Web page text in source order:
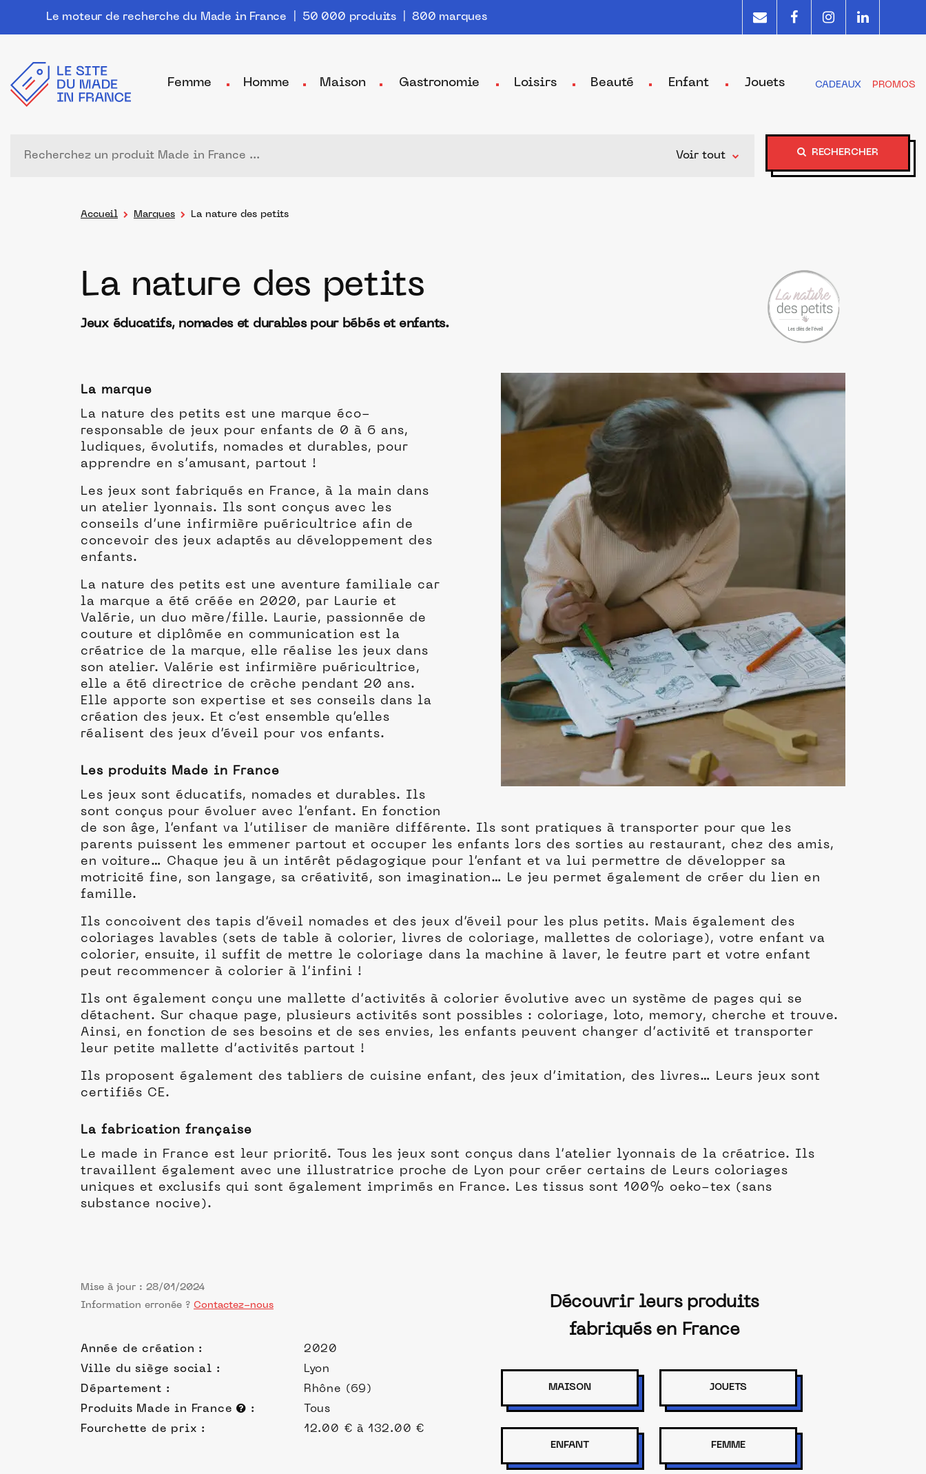
Le moteur de recherche du Made in France | 50 000 produits | 800 marques
Femme Homme Maison Gastronomie Loisirs Beauté Enfant Jouets CADEAUX PROMOS
Voir tout RECHERCHER
Accueil Marques La nature des petits
La nature des petits
Jeux éducatifs, nomades et durables pour bébés et enfants.
La marque
La nature des petits est une marque éco-
responsable de jeux pour enfants de 0 à 6 ans,
ludiques, évolutifs, nomades et durables, pour
apprendre en s’amusant, partout !
Les jeux sont fabriqués en France, à la main dans
un atelier lyonnais. Ils sont conçus avec les
conseils d’une infirmière puéricultrice afin de
concevoir des jeux adaptés au développement des
enfants.
La nature des petits est une aventure familiale car
la marque a été créée en 2020, par Laurie et
Valérie, un duo mère/fille. Laurie, passionnée de
couture et diplômée en communication est la
créatrice de la marque, elle réalise les jeux dans
son atelier. Valérie est infirmière puéricultrice,
elle a été directrice de crèche pendant 20 ans.
Elle apporte son expertise et ses conseils dans la
création des jeux. Et c’est ensemble qu’elles
réalisent des jeux d’éveil pour vos enfants.
Les produits Made in France
Les jeux sont éducatifs, nomades et durables. Ils
sont conçus pour évoluer avec l’enfant. En fonction
de son âge, l’enfant va l’utiliser de manière différente. Ils sont pratiques à transporter pour que les
parents puissent les emmener partout et occuper les enfants lors des sorties au restaurant, chez des amis,
en voiture… Chaque jeu à un intérêt pédagogique pour l’enfant et va lui permettre de développer sa
motricité fine, son langage, sa créativité, son imagination… Le jeu permet également de créer du lien en
famille.
Ils concoivent des tapis d’éveil nomades et des jeux d’éveil pour les plus petits. Mais également des
coloriages lavables (sets de table à colorier, livres de coloriage, mallettes de coloriage), votre enfant va
colorier, ensuite, il suffit de mettre le coloriage dans la machine à laver, le feutre part et votre enfant
peut recommencer à colorier à l’infini !
Ils ont également conçu une mallette d’activités à colorier évolutive avec un système de pages qui se
détachent. Sur chaque page, plusieurs activités sont possibles : coloriage, loto, memory, cherche et trouve.
Ainsi, en fonction de ses besoins et de ses envies, les enfants peuvent changer d’activité et transporter
leur petite mallette d’activités partout !
Ils proposent également des tabliers de cuisine enfant, des jeux d’imitation, des livres… Leurs jeux sont
certifiés CE.
La fabrication française
Le made in France est leur priorité. Tous les jeux sont conçus dans l’atelier lyonnais de la créatrice. Ils
travaillent également avec une illustratrice proche de Lyon pour créer certains de Leurs coloriages
uniques et exclusifs qui sont également imprimés en France. Les tissus sont 100% oeko-tex (sans
substance nocive).
Mise à jour : 28/01/2024
Information erronée ? Contactez-nous
Année de création :
2020
Ville du siège social :
Lyon
Département :
Rhône (69)
Produits Made in France
:
Tous
Fourchette de prix :
12.00 € à 132.00 €
Découvrir leurs produits
fabriqués en France
MAISON JOUETS
ENFANT FEMME